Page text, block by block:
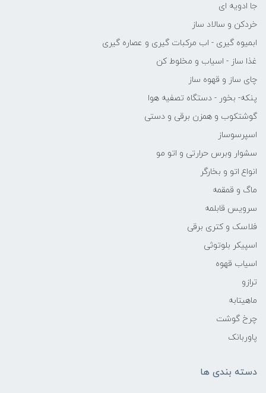
جا ادویه ای
خردکن و سالاد ساز
ابمیوه گیری - اب مرکبات گیری و عصاره گیری
غذا ساز - اسیاب و مخلوط کن
چای ساز و قهوه ساز
پنکه- بخور - دستگاه تصفیه هوا
گوشتکوب و همزن برقی و دستی
اسپرسوساز
سشوار وبرس حرارتی و اتو مو
انواع اتو و بخارگر
ماگ و قمقمه
سرویس قابلمه
فلاسک و کتری برقی
اسپیکر بلوتوثی
اسیاب قهوه
ترازو
ماهیتابه
چرخ گوشت
پاوربانک
دسته بندی ها